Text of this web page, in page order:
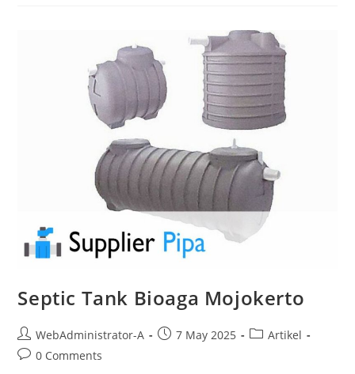
Septic Tank Bioaga Mojokerto
WebAdministrator-A 7 May 2025
Artikel
0 Comments